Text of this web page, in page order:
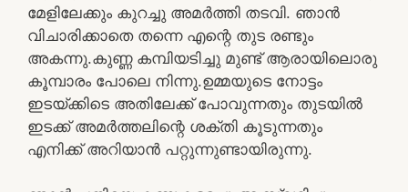
മേളിലേക്കും കുറച്ചു അമർത്തി തടവി. ഞാൻ
വിചാരിക്കാതെ തന്നെ എന്റെ തുട രണ്ടും
അകന്നു.കുണ്ണ കമ്പിയടിച്ചു മുണ്ട് ആരായിലൊരു
കൂമ്പാരം പോലെ നിന്നു.ഉമ്മയുടെ നോട്ടം
ഇടയ്ക്കിടെ അതിലേക്ക് പോവുന്നതും തുടയിൽ
ഇടക്ക് അമർത്തലിന്റെ ശക്തി കൂടുന്നതും
എനിക്ക് അറിയാൻ പറ്റുന്നുണ്ടായിരുന്നു.